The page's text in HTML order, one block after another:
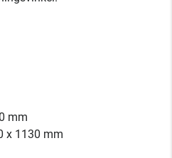
mm
x 1130 mm